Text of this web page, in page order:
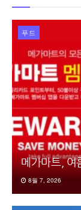
푸드
메가마트, 여
8월 7, 2026